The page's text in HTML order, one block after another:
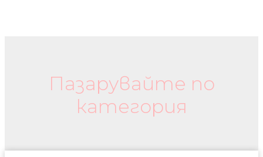
Пазарувайте по
категория